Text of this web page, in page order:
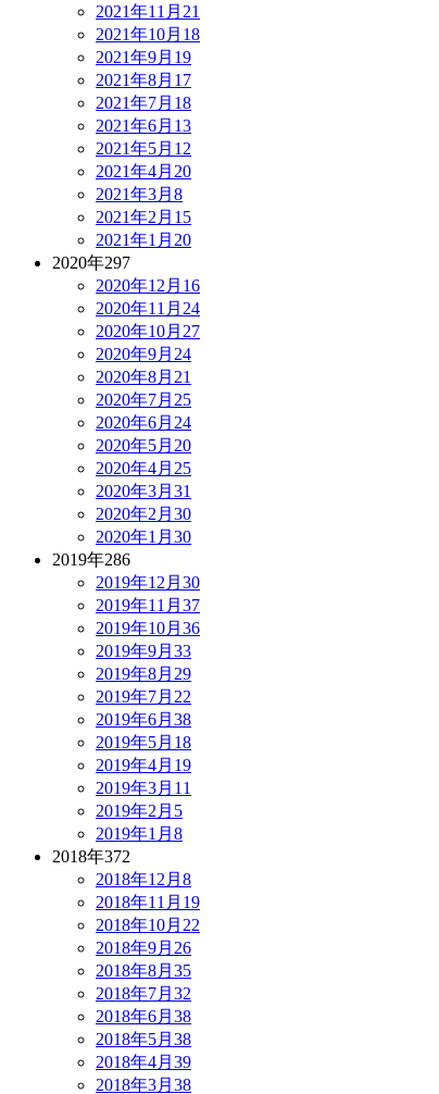
2021年11月 21
2021年10月 18
2021年9月 19
2021年8月 17
2021年7月 18
2021年6月 13
2021年5月 12
2021年4月 20
2021年3月 8
2021年2月 15
2021年1月 20
2020年297
2020年12月 16
2020年11月 24
2020年10月 27
2020年9月 24
2020年8月 21
2020年7月 25
2020年6月 24
2020年5月 20
2020年4月 25
2020年3月 31
2020年2月 30
2020年1月 30
2019年286
2019年12月 30
2019年11月 37
2019年10月 36
2019年9月 33
2019年8月 29
2019年7月 22
2019年6月 38
2019年5月 18
2019年4月 19
2019年3月 11
2019年2月 5
2019年1月 8
2018年372
2018年12月 8
2018年11月 19
2018年10月 22
2018年9月 26
2018年8月 35
2018年7月 32
2018年6月 38
2018年5月 38
2018年4月 39
2018年3月 38